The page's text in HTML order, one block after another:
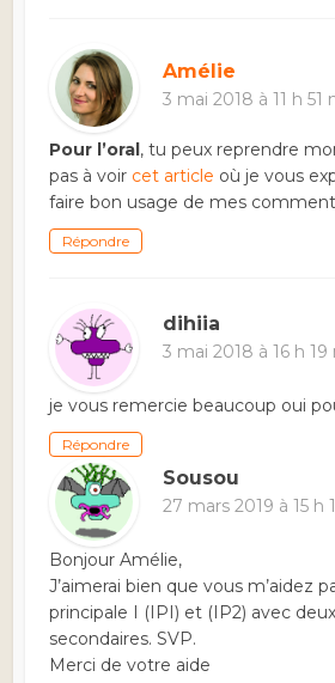
Amélie
3 mai 2018 à 11 h 51
Pour l’oral, tu peux reprendre
pas à voir cet article où je vous
faire bon usage de mes
Répondre
dihiia
3 mai 2018 à 16 h 19
je vous remercie beaucoup oui
Répondre
Sousou
27 mars 2019 à 15 h
Bonjour Amélie,
J’aimerai bien que vous m’aidez
principale I (IPI) et (IP2) avec
secondaires. SVP.
Merci de votre aide